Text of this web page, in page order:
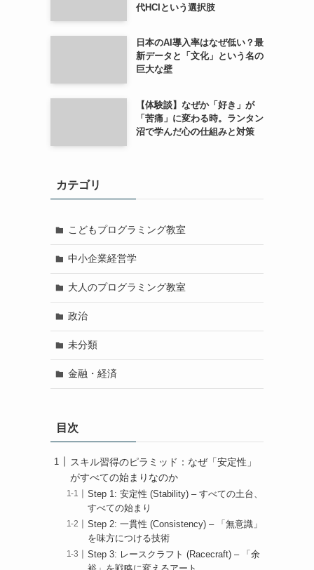
代HCIという選択肢
日本のAI導入率はなぜ低い？最
新データと「文化」という名の
巨大な壁
【体験談】なぜか「好き」が
「苦痛」に変わる時。ランタン
沼で学んだ心の仕組みと対策
カテゴリ
こどもプログラミング教室
中小企業経営学
大人のプログラミング教室
政治
未分類
金融・経済
目次
スキル習得のピラミッド：なぜ「安定性」
がすべての始まりなのか
Step 1: 安定性 (Stability) – すべての土台、
すべての始まり
Step 2: 一貫性 (Consistency) – 「無意識」
を味方につける技術
Step 3: レースクラフト (Racecraft) – 「余